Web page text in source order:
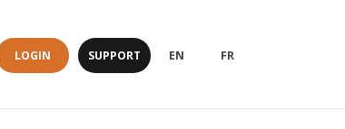
LOGIN SUPPORT EN FR